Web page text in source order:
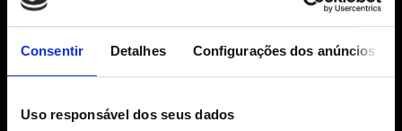
Consentir Detalhes Configurações dos anúncios
Uso responsável dos seus dados
encontram abaixo: